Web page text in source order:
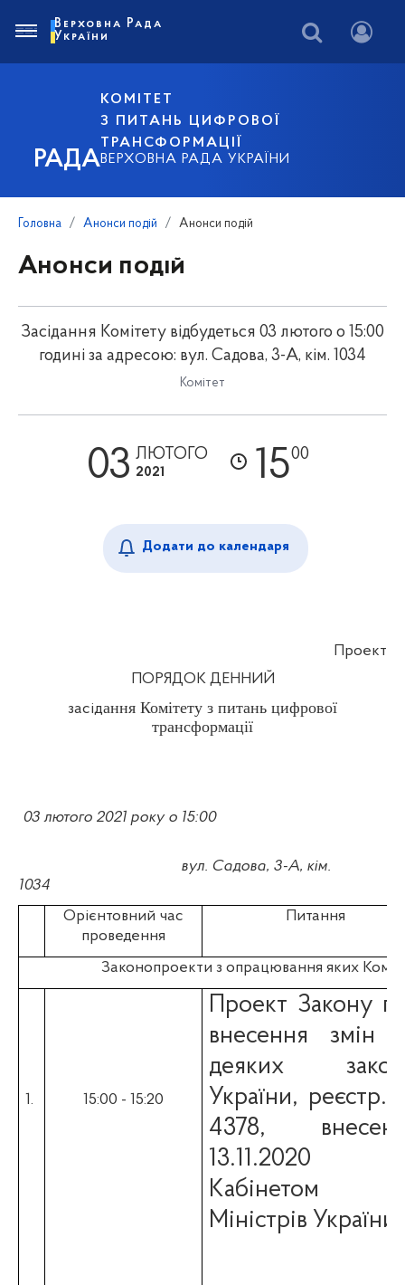
РАДА
КОМІТЕТ
З ПИТАНЬ ЦИФРОВОЇ
ТРАНСФОРМАЦІЇ
ВЕРХОВНА РАДА УКРАЇНИ
Верховна Рада
України
Головна Анонси подій Анонси подій
Анонси подій
Засідання Комітету відбудеться 03 лютого о 15:00
годині за адресою: вул. Садова, 3-А, кім. 1034
Комітет
03 ЛЮТОГО
2021 1500
Додати до календаря
Проект
ПОРЯДОК ДЕННИЙ
засідання Комітету з питань цифрової
трансформації
03 лютого 2021 року о 15:00
вул. Садова, 3-А, кім.
1034
Орієнтовний час
проведення
Питання
Законопроекти з опрацювання яких
1. 15:00 - 15:20
Проект Закону
внесення змін
деяких
України,
4378,
13.11.2020
Кабінетом
Міністрів України